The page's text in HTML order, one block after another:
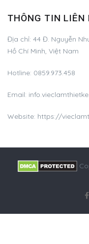
THÔNG TIN LIÊN
Địa chỉ: 44 Đ. Nguyễn
Hồ Chí Minh, Việt Nam
Hotline: 0859.973.458
Email:
Website: https://